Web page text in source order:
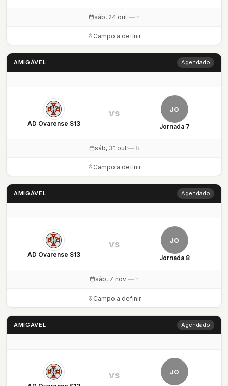
sáb, 24 out·— h
Campo a definir
AMIGÁVEL Agendado
AD Ovarense S13
JO
Jornada 7
vs
sáb, 31 out·— h
Campo a definir
AMIGÁVEL Agendado
AD Ovarense S13
JO
Jornada 8
vs
sáb, 7 nov·— h
Campo a definir
AMIGÁVEL Agendado
JO
vs